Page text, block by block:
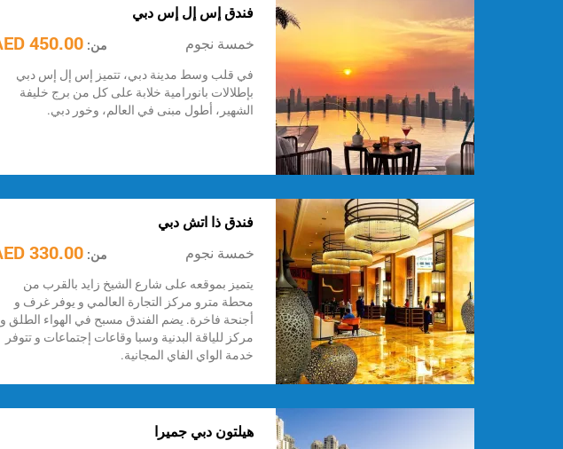
فندق إس إل إس دبي
خمسة نجوم
من: 450.00 AED
في قلب وسط مدينة دبي، تتميز إس إل إس دبي
بإطلالات بانورامية خلابة على كل من برج خليفة
الشهير، أطول مبنى في العالم، وخور دبي.
فندق ذا اتش دبي
خمسة نجوم
من: 330.00 AED
يتميز بموقعه على شارع الشيخ زايد بالقرب من
محطة مترو مركز التجارة العالمي و يوفر غرف و
أجنحة فاخرة. يضم الفندق مسبح في الهواء الطلق و
مركز للياقة البدنية وسبا وقاعات إجتماعات و تتوفر
خدمة الواي الفاي المجانية.
هيلتون دبي جميرا